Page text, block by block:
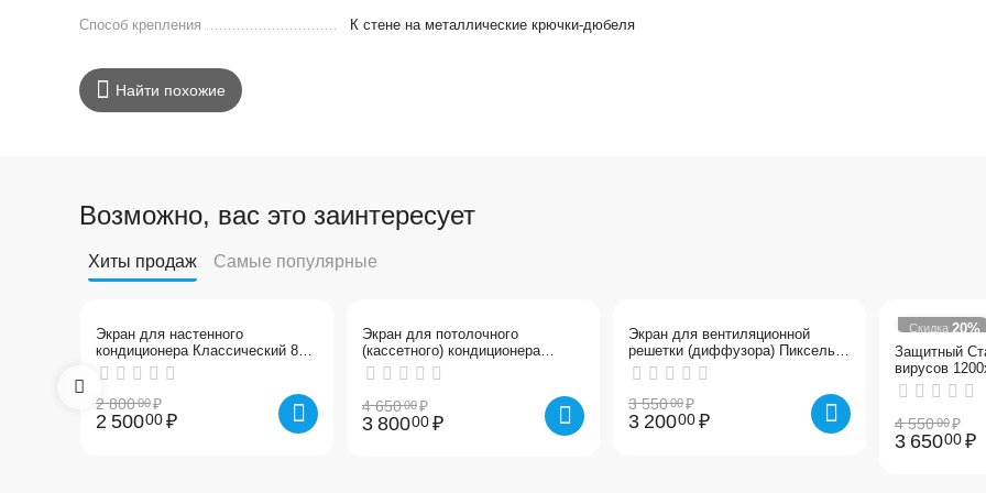
Способ крепления К стене на металлические крючки-дюбеля
Найти похожие
Возможно, вас это заинтересует
Хиты продаж Самые популярные
11%
Экран для настенного
кондиционера Классический 800
мм
2 80000₽
2 50000 ₽
18%
Экран для потолочного
(кассетного) кондиционера
Модуль 950х950 мм
4 65000₽
3 80000 ₽
10%
Экран для вентиляционной
решетки (диффузора) Пиксель
600х600 мм
3 55000₽
3 20000 ₽
Скидка 20%
Защитный
вирусов
4 55000₽
3 65000 ₽